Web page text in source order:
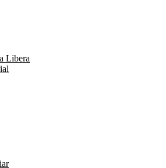
Libera